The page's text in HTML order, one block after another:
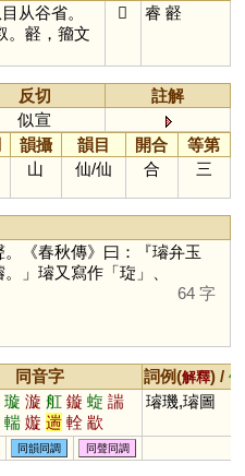
从谷省。
。壡，籀文
𣦼 睿 壡
反切
註解
似宣
韻攝 韻目 開合
等第
山 仙/仙 合 三
。《春秋傳》曰：『璿弁玉
」璿又寫作「琁 」、
64 字
同音字 詞例(解釋) /
璇 漩 舡 鏇 蜁 諯
輲 嫙 遄 輇 歂
璿璣,璿圖
同韻同調 同聲同調